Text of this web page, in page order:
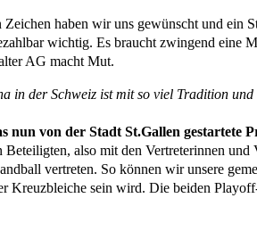
Zeichen haben wir uns gewünscht und ein
wichtig. Es braucht zwingend eine
AG macht Mut.
in der Schweiz ist mit so viel Tradition
nun von der Stadt St.Gallen gestartete
also mit den Vertreterinnen
vertreten. So können wir unsere
Kreuzbleiche sein wird. Die beiden